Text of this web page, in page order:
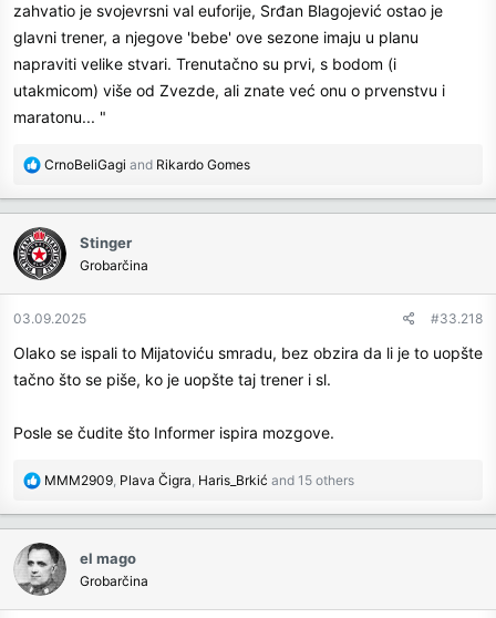
zahvatio je svojevrsni val euforije, Srđan Blagojević ostao je
glavni trener, a njegove 'bebe' ove sezone imaju u planu
napraviti velike stvari. Trenutačno su prvi, s bodom (i
utakmicom) više od Zvezde, ali znate već onu o prvenstvu i
maratonu... "
R
c
t
i
o
n
:
CrnoBeliGagi and Rikardo Gomes
Stinger
Grobarčina
03.09.2025 #33.218
Olako se ispali to Mijatoviću smradu, bez obzira da li je to uopšte
tačno što se piše, ko je uopšte taj trener i sl.
Posle se čudite što Informer ispira mozgove.
R
c
t
i
o
MMM2909, Plava Čigra, Haris_Brkić and 15 others
el mago
Grobarčina